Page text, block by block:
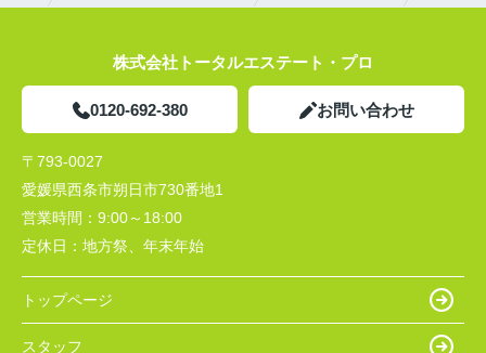
株式会社トータルエステート・プロ
0120-692-380 お問い合わせ
〒793-0027
愛媛県西条市朔日市730番地1
営業時間： 9:00～18:00
定休日： 地方祭、年末年始
トップページ
スタッフ